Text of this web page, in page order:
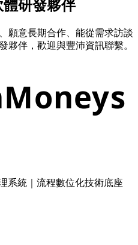
研發夥伴
願意長期合作、能從需求訪談
夥伴，歡迎與豐沛資訊聯繫。
系統｜流程數位化技術底座